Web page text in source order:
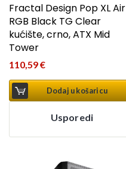
Fractal Design Pop XL Air
RGB Black TG Clear
kućište, crno, ATX Mid
Tower
110,59€
Dodaj u košaricu
Usporedi